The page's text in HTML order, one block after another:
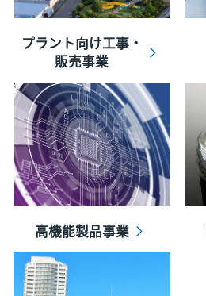
プラント向け工事・
販売事業
高機能製品事業